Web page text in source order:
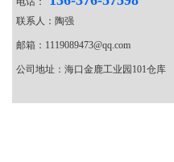
联系人：陶强
邮箱：1119089473@qq.com
公司地址：海口金鹿工业园101仓库